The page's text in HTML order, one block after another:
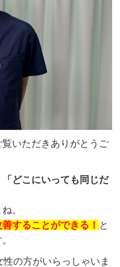
いただきありがとうご
「どこにいっても同じだ
。
することができる！ と
の方がいらっしゃいま